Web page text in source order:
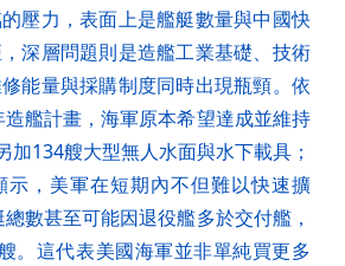
壓力，表面上是艦艇數量與中國快
深層問題則是造艦工業基礎、技術
能量與採購制度同時出現瓶頸。依
艦計畫，海軍原本希望達成並維持
加134艘大型無人水面與水下載具；
示，美軍在短期內不但難以快速擴
數甚至可能因退役艦多於交付艦，
。這代表美國海軍並非單純買更多